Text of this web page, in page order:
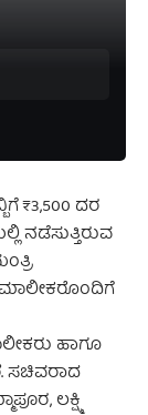
₹3,500 ದರ
ನಡೆಸುತ್ತಿರುವ
ಮಾಲೀಕರೊಂದಿಗೆ
ಹಾಗೂ
ಸಚಿವರಾದ
ಲಕ್ಷ್ಮಿ